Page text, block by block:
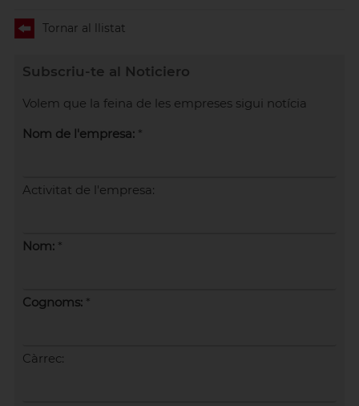
Tornar al llistat
Subscriu-te al Noticiero
Volem que la feina de les empreses sigui notícia
Nom de l'empresa:*
Activitat de l'empresa:
Nom:*
Cognoms:*
Càrrec: